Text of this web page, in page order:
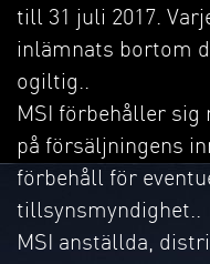
till 31 juli 2017.
inlämnats bortom
ogiltig..
MSI förbehåller
på försäljningens
förbehåll för
tillsynsmyndighet..
MSI anställda,